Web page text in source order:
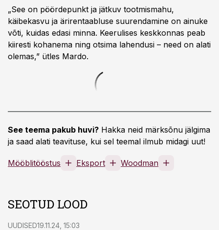
„See on pöördepunkt ja jätkuv tootmismahu,
käibekasvu ja ärirentaabluse suurendamine on ainuke
võti, kuidas edasi minna. Keerulises keskkonnas peab
kiiresti kohanema ning otsima lahendusi – need on alati
olemas,” ütles Mardo.
See teema pakub huvi? Hakka neid märksõnu jälgima
ja saad alati teavituse, kui sel teemal ilmub midagi uut!
Mööblitööstus Eksport Woodman
SEOTUD LOOD
UUDISED19.11.24, 15:03